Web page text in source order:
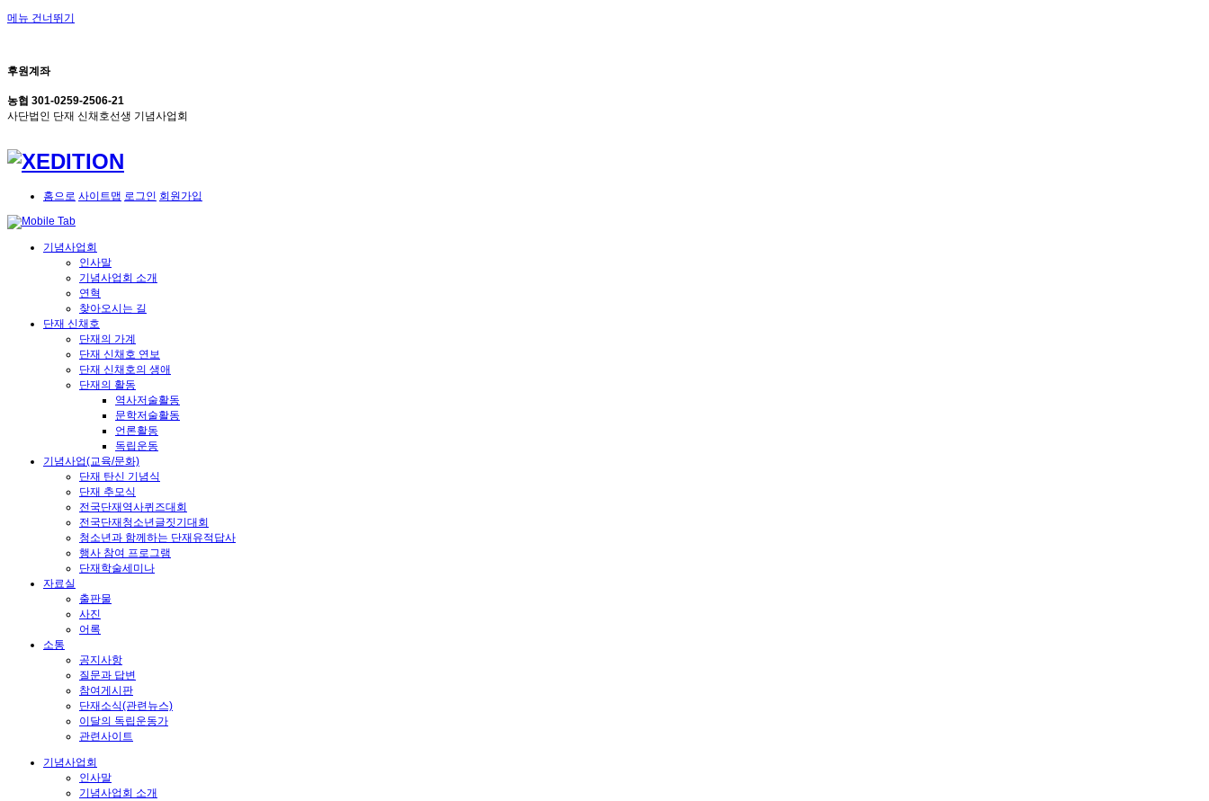
메뉴 건너뛰기
후원계좌
농협 301-0259-2506-21
사단법인 단재 신채호선생 기념사업회
홈으로 사이트맵 로그인 회원가입
기념사업회
인사말
기념사업회 소개
연혁
찾아오시는 길
단재 신채호
단재의 가계
단재 신채호 연보
단재 신채호의 생애
단재의 활동
역사저술활동
문학저술활동
언론활동
독립운동
기념사업(교육/문화)
단재 탄신 기념식
단재 추모식
전국단재역사퀴즈대회
전국단재청소년글짓기대회
청소년과 함께하는 단재유적답사
행사 참여 프로그램
단재학술세미나
자료실
출판물
사진
어록
소통
공지사항
질문과 답변
참여게시판
단재소식(관련뉴스)
이달의 독립운동가
관련사이트
기념사업회
인사말
기념사업회 소개